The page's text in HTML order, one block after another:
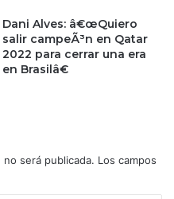
Dani Alves: â€œQuiero
salir campeÃ³n en Qatar
2022 para cerrar una era
en Brasilâ€
será publicada. Los campos